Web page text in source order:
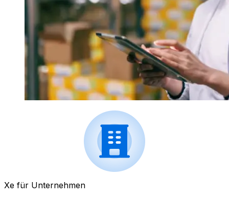
Xe für Unternehmen